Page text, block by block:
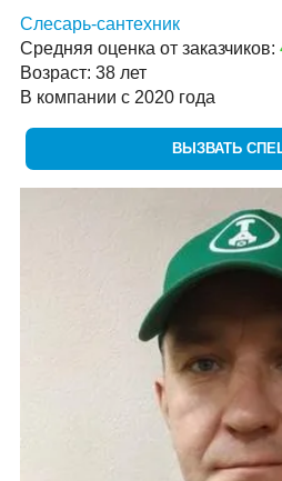
Слесарь-сантехник
Средняя оценка от заказчиков:
Возраст: 38 лет
В компании с 2020 года
ВЫЗВАТЬ